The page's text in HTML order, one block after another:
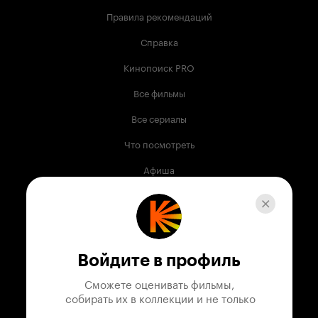
Правила рекомендаций
Справка
Кинопоиск PRO
Все фильмы
Все сериалы
Что посмотреть
Афиша
Музыка
Телепрограмма
Служба поддержки
Войдите в профиль
Сможете оценивать фильмы,
собирать их в коллекции и не только